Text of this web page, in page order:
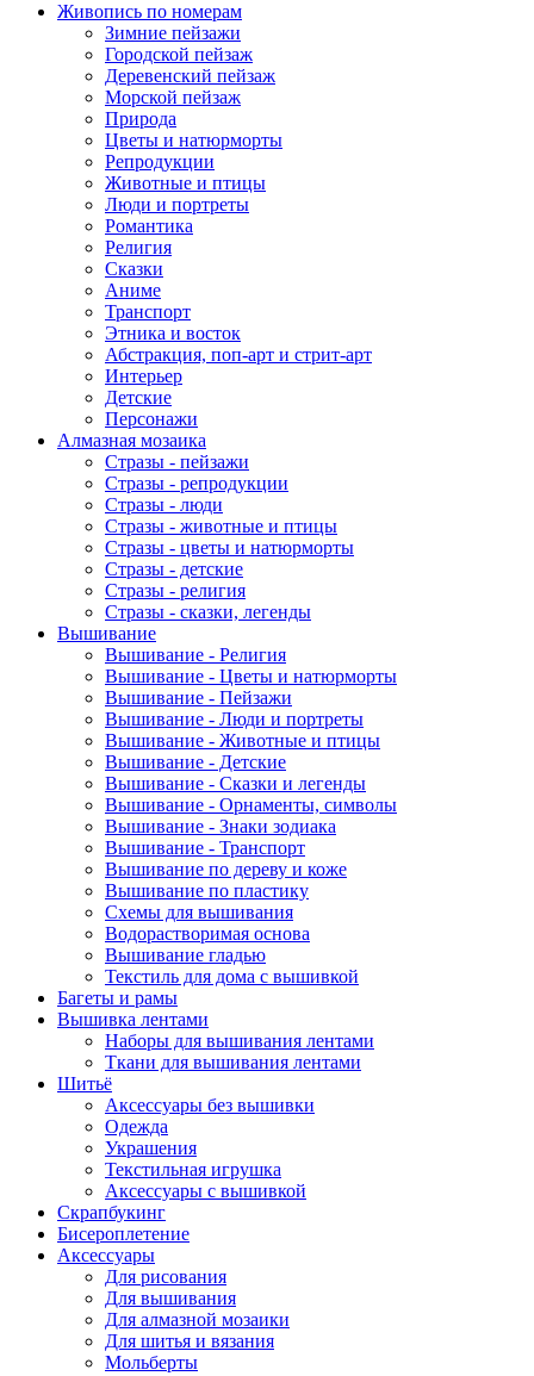
Живопись по номерам
Зимние пейзажи
Городской пейзаж
Деревенский пейзаж
Морской пейзаж
Природа
Цветы и натюрморты
Репродукции
Животные и птицы
Люди и портреты
Романтика
Религия
Сказки
Аниме
Транспорт
Этника и восток
Абстракция, поп-арт и стрит-арт
Интерьер
Детские
Персонажи
Алмазная мозаика
Стразы - пейзажи
Стразы - репродукции
Стразы - люди
Стразы - животные и птицы
Стразы - цветы и натюрморты
Стразы - детские
Стразы - религия
Стразы - сказки, легенды
Вышивание
Вышивание - Религия
Вышивание - Цветы и натюрморты
Вышивание - Пейзажи
Вышивание - Люди и портреты
Вышивание - Животные и птицы
Вышивание - Детские
Вышивание - Сказки и легенды
Вышивание - Орнаменты, символы
Вышивание - Знаки зодиака
Вышивание - Транспорт
Вышивание по дереву и коже
Вышивание по пластику
Схемы для вышивания
Водорастворимая основа
Вышивание гладью
Текстиль для дома с вышивкой
Багеты и рамы
Вышивка лентами
Наборы для вышивания лентами
Ткани для вышивания лентами
Шитьё
Аксессуары без вышивки
Одежда
Украшения
Текстильная игрушка
Аксессуары с вышивкой
Скрапбукинг
Бисероплетение
Аксессуары
Для рисования
Для вышивания
Для алмазной мозаики
Для шитья и вязания
Мольберты